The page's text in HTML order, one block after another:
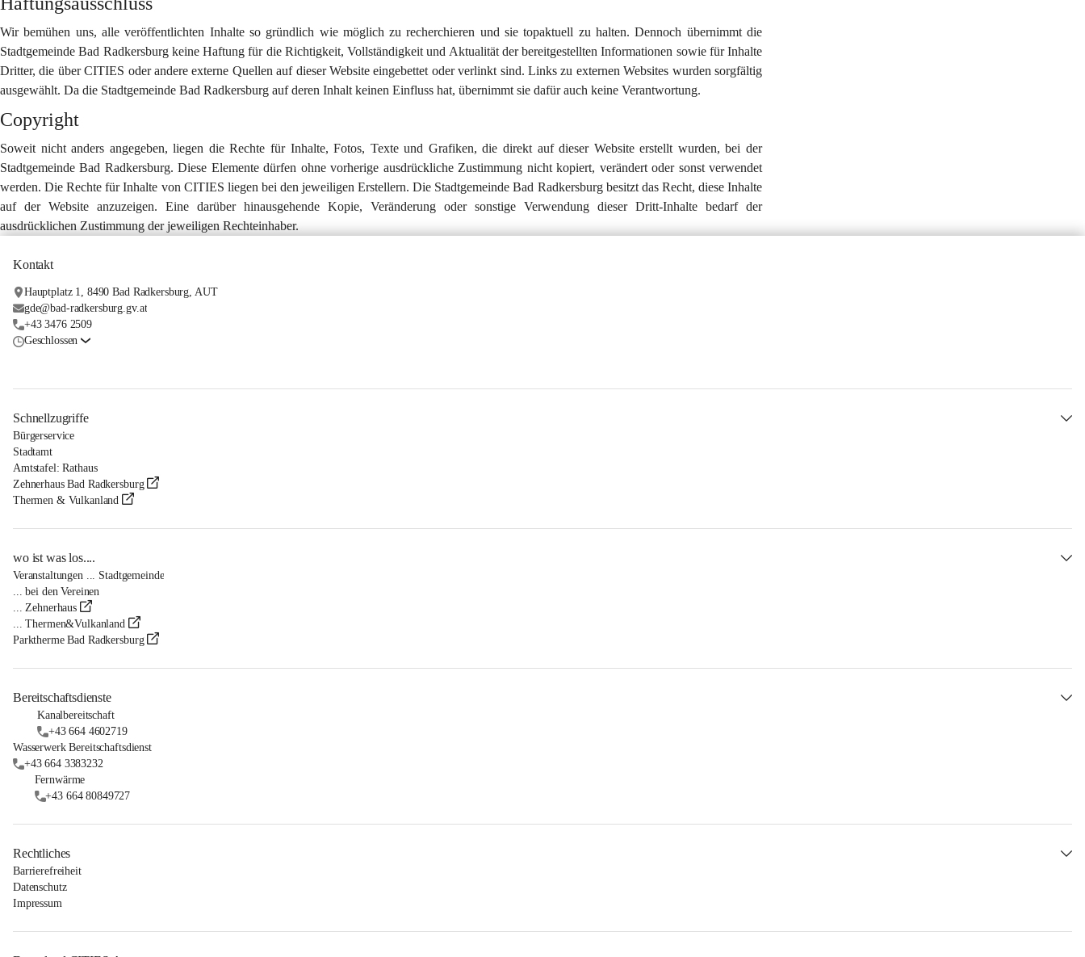
Wir bemühen uns, alle veröffentlichten Inhalte so gründlich wie möglich zu recherchieren und sie topaktuell zu halten. Dennoch übernimmt die
Stadtgemeinde Bad Radkersburg keine Haftung für die Richtigkeit, Vollständigkeit und Aktualität der bereitgestellten Informationen sowie für Inhalte
Dritter, die über CITIES oder andere externe Quellen auf dieser Website eingebettet oder verlinkt sind. Links zu externen Websites wurden sorgfältig
ausgewählt. Da die Stadtgemeinde Bad Radkersburg auf deren Inhalt keinen Einfluss hat, übernimmt sie dafür auch keine Verantwortung.
Copyright
Soweit nicht anders angegeben, liegen die Rechte für Inhalte, Fotos, Texte und Grafiken, die direkt auf dieser Website erstellt wurden, bei der
Stadtgemeinde Bad Radkersburg. Diese Elemente dürfen ohne vorherige ausdrückliche Zustimmung nicht kopiert, verändert oder sonst verwendet
werden. Die Rechte für Inhalte von CITIES liegen bei den jeweiligen Erstellern. Die Stadtgemeinde Bad Radkersburg besitzt das Recht, diese Inhalte
auf der Website anzuzeigen. Eine darüber hinausgehende Kopie, Veränderung oder sonstige Verwendung dieser Dritt-Inhalte bedarf der
ausdrücklichen Zustimmung der jeweiligen Rechteinhaber.
Kontakt
Hauptplatz 1, 8490 Bad Radkersburg, AUT
gde@bad-radkersburg.gv.at
+43 3476 2509
Geschlossen
Schnellzugriffe
Bürgerservice
Stadtamt
Amtstafel: Rathaus
Zehnerhaus Bad Radkersburg
Thermen & Vulkanland
wo ist was los....
Veranstaltungen ... Stadtgemeinde
... bei den Vereinen
... Zehnerhaus
... Thermen&Vulkanland
Parktherme Bad Radkersburg
Bereitschaftsdienste
Kanalbereitschaft
+43 664 4602719
Wasserwerk Bereitschaftsdienst
+43 664 3383232
Fernwärme
+43 664 80849727
Rechtliches
Barrierefreiheit
Datenschutz
Impressum